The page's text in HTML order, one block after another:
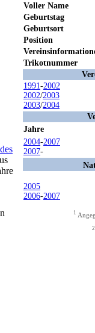
Voller Name
Geburtstag
Geburtsort
Position
Trikotnummer
1991 -2002
2002/2003
2003/2004
Jahre
2004-2007
2007-
2005
2006-2007
1
2